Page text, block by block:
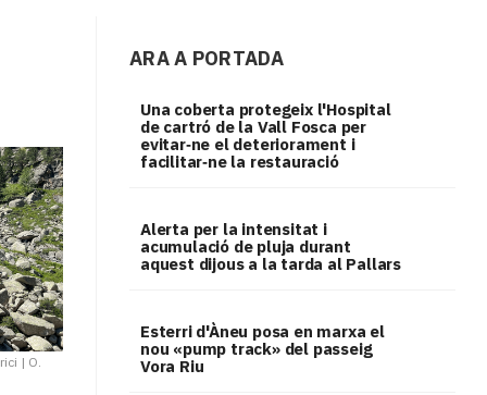
| O.
ARA A PORTADA
Una coberta protegeix l'Hospital
de cartró de la Vall Fosca per
evitar‑ne el deteriorament i
facilitar‑ne la restauració
Alerta per la intensitat i
acumulació de pluja durant
aquest dijous a la tarda al Pallars
Esterri d'Àneu posa en marxa el
nou «pump track» del passeig
Vora Riu